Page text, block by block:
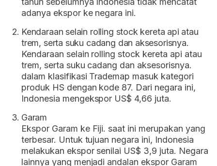
adanya ekspor ke negara ini.
Kendaraan selain rolling stock kereta api atau
trem, serta suku cadang dan aksesorisnya.
Kendaraan selain rolling stock kereta api atau
trem, serta suku cadang dan aksesorisnya.
dalam klasifikasi Trademap masuk kategori
produk HS dengan kode 87. Dari negara ini,
Indonesia mengekspor US$ 4,66 juta.
Garam
Ekspor Garam ke Fiji. saat ini merupakan yang
terbesar. Untuk tujuan negara ini, Indonesia
melakukan ekspor senilai US$ 3,9 juta. Negara
lainnya yang menjadi andalan ekspor Garam